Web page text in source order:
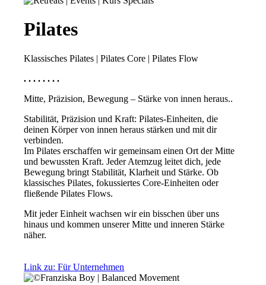
Pilates
Klassisches Pilates | Pilates Core | Pilates Flow
. . . . . . . .
Mitte, Präzision, Bewegung – Stärke von innen heraus..
Stabilität, Präzision und Kraft: Pilates-Einheiten, die
deinen Körper von innen heraus stärken und mit dir
verbinden.
Im Pilates erschaffen wir gemeinsam einen Ort der Mitte
und bewussten Kraft. Jeder Atemzug leitet dich, jede
Bewegung bringt Stabilität, Klarheit und Stärke. Ob
klassisches Pilates, fokussiertes Core-Einheiten oder
fließende Pilates Flows.
Mit jeder Einheit wachsen wir ein bisschen über uns
hinaus und kommen unserer Mitte und inneren Stärke
näher.
Link zu: Für Unternehmen